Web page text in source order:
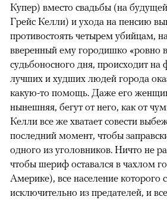
Купер) вместо свадьбы (на
Грейс Келли) и ухода на пенсию
противостоять четырем убийцам,
вверенный ему городишко «ровно
судьбоносного дня, происходит на
лучших и худших людей города
какую-то помощь. Даже его
нынешняя, бегут от него, как от
Келли все же хватает совести
последний момент, чтобы
одного из уголовников. Ничто не
чтобы шериф оставался в чахлом
Америке), все население которого
исключительно из предателей, и